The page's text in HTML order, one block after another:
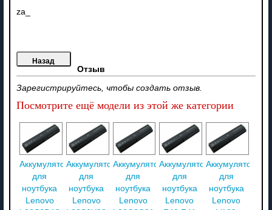
za_
Отзыв
Зарегистрируйтесь, чтобы создать отзыв.
Посмотрите ещё модели из этой же категории
Аккумулятор
для
ноутбука
Lenovo
Аккумулятор
для
ноутбука
Lenovo
Аккумулятор
для
ноутбука
Lenovo
Аккумулятор
для
ноутбука
Lenovo
Аккумулятор
для
ноутбука
Lenovo